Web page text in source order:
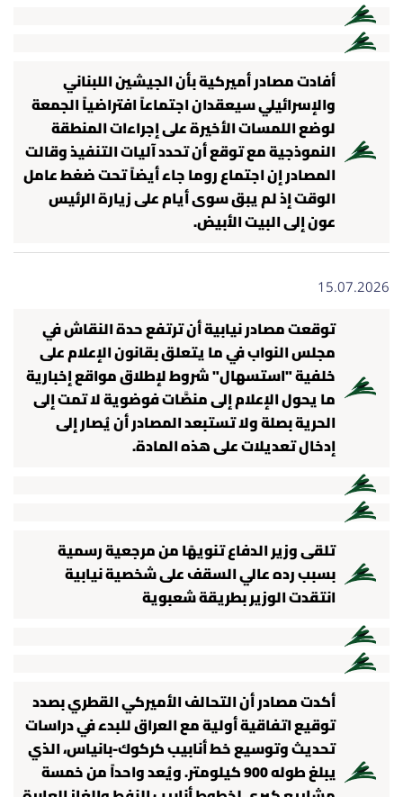
أفادت مصادر أميركية بأن الجيشين اللبناني
والإسرائيلي سيعقدان اجتماعاً افتراضياً الجمعة
لوضع اللمسات الأخيرة على إجراءات المنطقة
النموذجية مع توقع أن تحدد آليات التنفيذ وقالت
المصادر إن اجتماع روما جاء أيضاً تحت ضغط عامل
الوقت إذ لم يبق سوى أيام على زيارة الرئيس
عون إلى البيت الأبيض.
15.07.2026
توقعت مصادر نيابية أن ترتفع حدة النقاش في
مجلس النواب في ما يتعلق بقانون الإعلام على
خلفية "استسهال" شروط لإطلاق مواقع إخبارية
ما يحول الإعلام إلى منصَّات فوضوية لا تمت إلى
الحرية بصلة ولا تستبعد المصادر أن يُصار إلى
إدخال تعديلات على هذه المادة.
تلقى وزير الدفاع تنويهًا من مرجعية رسمية
بسبب رده عالي السقف على شخصية نيابية
انتقدت الوزير بطريقة شعبوية
أكدت مصادر أن التحالف الأميركي القطري بصدد
توقيع اتفاقية أولية مع العراق للبدء في دراسات
تحديث وتوسيع خط أنابيب كركوك-بانياس، الذي
يبلغ طوله 900 كيلومتر. ويُعد واحداً من خمسة